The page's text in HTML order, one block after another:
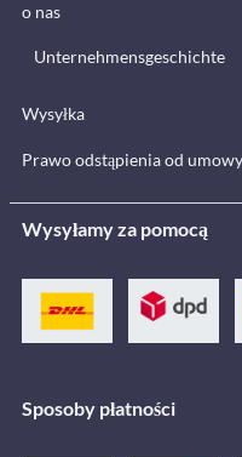
o nas
Unternehmensgeschichte
Wysyłka
Prawo odstąpienia od umowy
Wysyłamy za pomocą
Sposoby płatności